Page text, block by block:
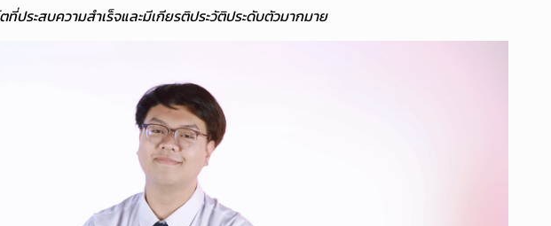
ระสบความสำเร็จและมีเกียรติประวัติประดับตัวมากมาย